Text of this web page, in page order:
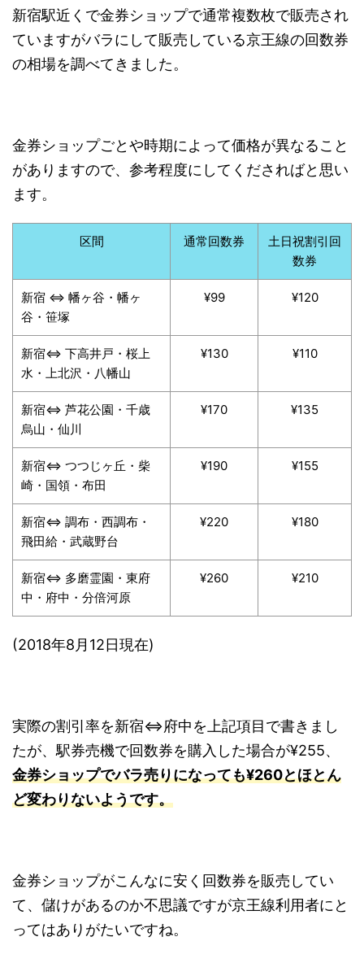
新宿駅近くで金券ショップで通常複数枚で販売され
ていますがバラにして販売している京王線の回数券
の相場を調べてきました。
金券ショップごとや時期によって価格が異なること
がありますので、参考程度にしてくださればと思い
ます。
区間 通常回数券
土日祝割引回
数券
新宿 ⇔ 幡ヶ谷・幡ヶ
谷・笹塚
¥99 ¥120
新宿⇔ 下高井戸・桜上
水・上北沢・八幡山
¥130 ¥110
新宿⇔ 芦花公園・千歳
烏山・仙川
¥170 ¥135
新宿⇔ つつじヶ丘・柴
崎・国領・布田
¥190 ¥155
新宿⇔ 調布・西調布・
飛田給・武蔵野台
¥220 ¥180
新宿⇔ 多磨霊園・東府
中・府中・分倍河原
¥260 ¥210
(2018年8月12日現在)
実際の割引率を新宿⇔府中を上記項目で書きまし
たが、駅券売機で回数券を購入した場合が¥255、
金券ショップでバラ売りになっても¥260とほとん
ど変わりないようです。
金券ショップがこんなに安く回数券を販売してい
て、儲けがあるのか不思議ですが京王線利用者にと
ってはありがたいですね。